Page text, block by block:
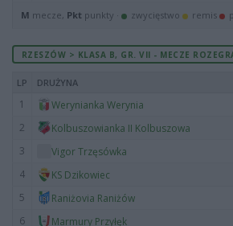
M mecze, Pkt punkty · zwycięstwo remis
RZESZÓW > KLASA B, GR. VII - MECZE
LP DRUŻYNA
1 Werynianka Werynia
2
Kolbuszowianka II Kolbuszowa
3
Vigor Trzęsówka
4
KS Dzikowiec
5
Raniżovia Raniżów
6
Marmury Przyłęk